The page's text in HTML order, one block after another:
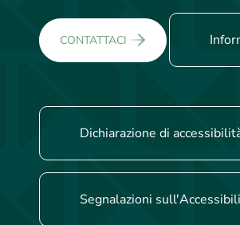
CONTATTACI
Dichiarazione di
Segnalazioni